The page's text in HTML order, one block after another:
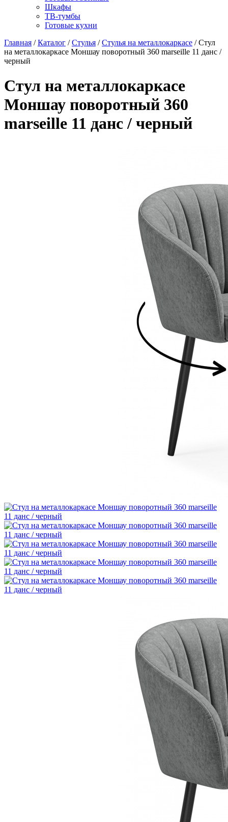
Шкафы
ТВ-тумбы
Готовые кухни
Главная /Каталог /Стулья /Стулья на металлокаркасе /Стул
на металлокаркасе Моншау поворотный 360 marseille 11 данс /
черный
Стул на металлокаркасе
Моншау поворотный 360
marseille 11 данс / черный